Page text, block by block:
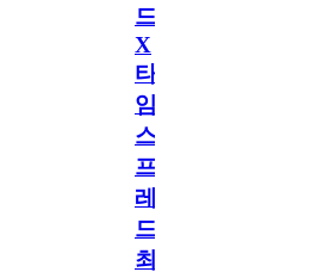
드
X
타
임
스
프
레
드]
최